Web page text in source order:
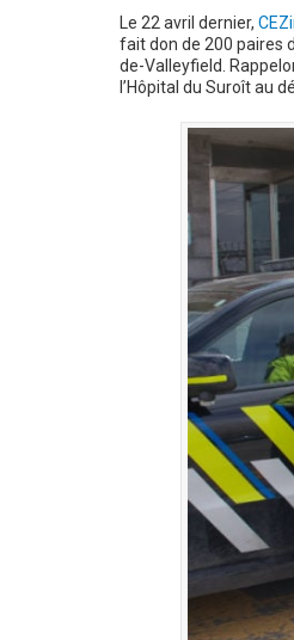
Le 22 avril dernier,
fait don de 200 paires
de-Valleyfield.
l’Hôpital du Suroît au